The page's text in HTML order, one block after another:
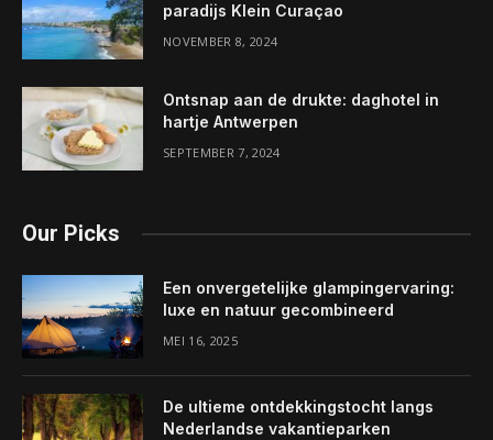
paradijs Klein Curaçao
NOVEMBER 8, 2024
Ontsnap aan de drukte: daghotel in
hartje Antwerpen
SEPTEMBER 7, 2024
Our Picks
Een onvergetelijke glampingervaring:
luxe en natuur gecombineerd
MEI 16, 2025
De ultieme ontdekkingstocht langs
Nederlandse vakantieparken